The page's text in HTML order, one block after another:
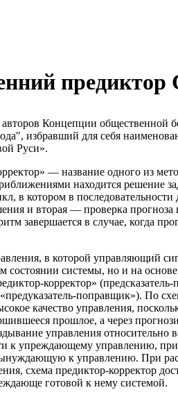
Концепции общественной
избравший для себя
Руси».
— название одного из
находится решение
в котором в
и вторая — проверка прогноза
завершается в случае, когда
в которой управляющий
системы, но и на
корректор»
поправщик»). По
качество управления,
прошлое, а через
управления
к упреждающему управлению,
к управлению. При
схема предиктор-корректор
готовой к нему системой.